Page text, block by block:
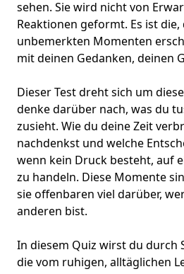
sehen. Sie wird nicht von
Reaktionen geformt. Es ist die,
unbemerkten Momenten
mit deinen Gedanken, deinen
Dieser Test dreht sich um
denke darüber nach, was du
zusieht. Wie du deine Zeit
nachdenkst und welche
wenn kein Druck besteht, auf
zu handeln. Diese Momente
sie offenbaren viel darüber,
anderen bist.
In diesem Quiz wirst du durch
die vom ruhigen, alltäglichen